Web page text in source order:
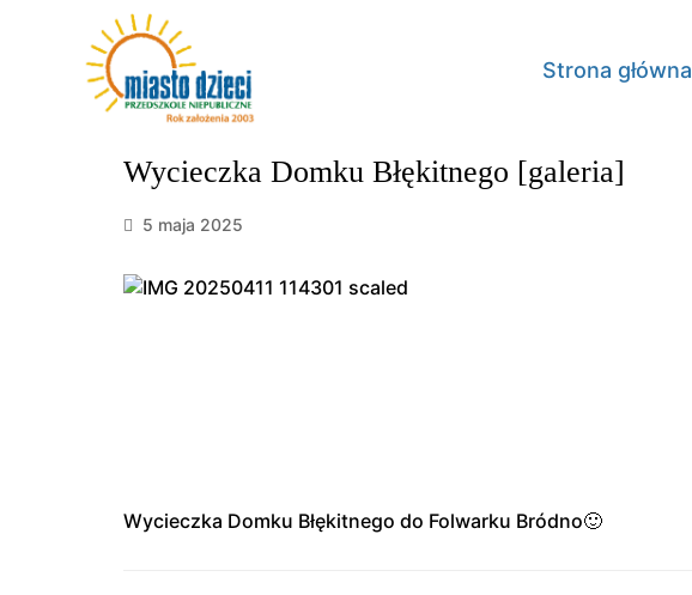
Strona główna
Wycieczka Domku Błękitnego [galeria]
5 maja 2025
Wycieczka Domku Błękitnegodo Folwarku Bródno🙂